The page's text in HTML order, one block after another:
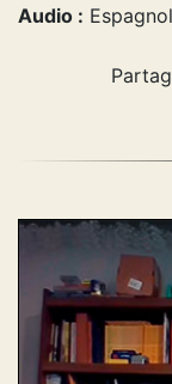
Audio : Espagnol